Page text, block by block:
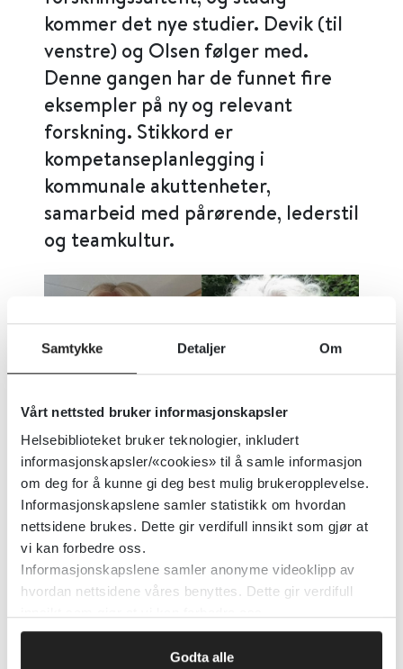
Samtykke Detaljer Om
Vårt nettsted bruker informasjonskapsler
Helsebiblioteket bruker teknologier, inkludert
informasjonskapsler/«cookies» til å samle informasjon
om deg for å kunne gi deg best mulig brukeropplevelse.
Informasjonskapslene samler statistikk om hvordan
nettsidene brukes. Dette gir verdifull innsikt som gjør at
vi kan forbedre oss.
Informasjonskapslene samler anonyme videoklipp av
hvordan nettsidene våres benyttes. Dette gir verdifull
Godta alle
kommer det nye studier. Devik (til
venstre) og Olsen følger med.
Denne gangen har de funnet fire
eksempler på ny og relevant
forskning. Stikkord er
kompetanseplanlegging i
kommunale akuttenheter,
samarbeid med pårørende, lederstil
og teamkultur.
Siri Devik og Rose Mari Olsen. Foto: Privat
Publisert 09. januar 2023
Les mer:https://bit.ly/3vM9UdR